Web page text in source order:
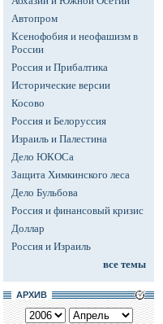
Автопром
Ксенофобия и неофашизм в
России
Россия и Прибалтика
Исторические версии
Косово
Россия и Белоруссия
Израиль и Палестина
Дело ЮКОСа
Защита Химкинского леса
Дело Бульбова
Россия и финансовый кризис
Доллар
Россия и Израиль
все темы
АРХИВ